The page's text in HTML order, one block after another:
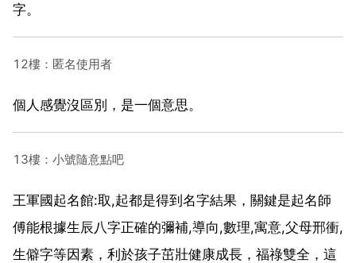
字。
12樓：匿名使用者
個人感覺沒區別，是一個意思。
13樓：小號隨意點吧
王軍國起名館:取,起都是得到名字結果，關鍵是起名師
傅能根據生辰八字正確的彌補,導向,數理,寓意,父母邢衝,
生僻字等因素，利於孩子茁壯健康成長，福祿雙全，這